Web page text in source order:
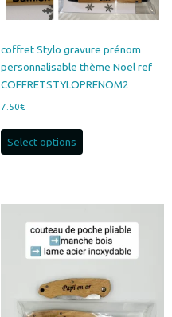
page
produit
coffret Stylo gravure prénom
personnalisable thème Noel ref
COFFRETSTYLOPRENOM2
7.50€
Select options